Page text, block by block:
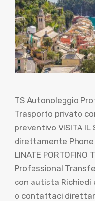
TS Autonoleggio
Trasporto privato
preventivo VISITA
direttamente Phone
LINATE
Professional
con autista Richiedi
o contattaci